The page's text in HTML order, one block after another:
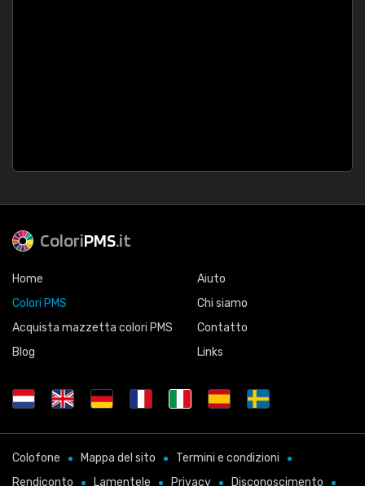
ColoriPMS.it
Home
Colori PMS
Acquista mazzetta colori PMS
Blog
Aiuto
Chi siamo
Contatto
Links
Colofone Mappa del sito
Termini e condizioni
Rendiconto
Lamentele Privacy Disconoscimento